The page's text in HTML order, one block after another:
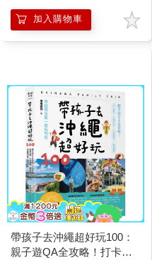
加入購物車
帶孩子去沖繩超好玩100：
親子遊QA全攻略！打卡景